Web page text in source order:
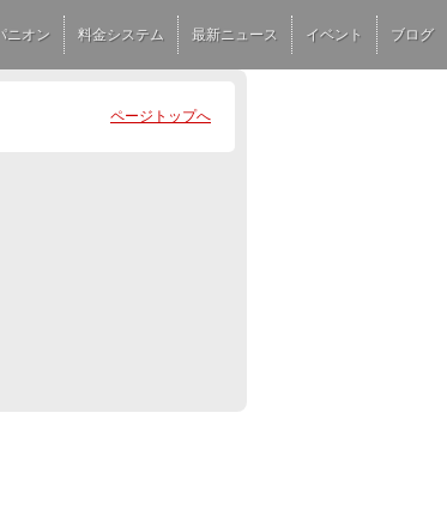
ニオン 料金システム 最新ニュース イベント ブログ
ページトップへ